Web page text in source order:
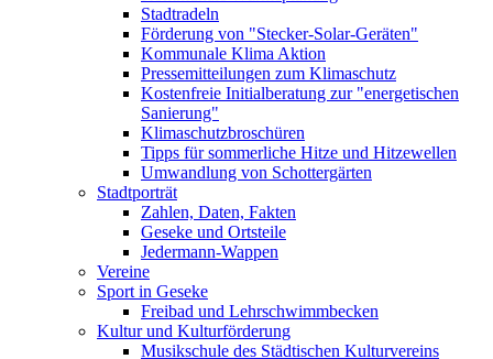
Stadtradeln
Förderung von "Stecker-Solar-Geräten"
Kommunale Klima Aktion
Pressemitteilungen zum Klimaschutz
Kostenfreie Initialberatung zur "energetischen
Sanierung"
Klimaschutzbroschüren
Tipps für sommerliche Hitze und Hitzewellen
Umwandlung von Schottergärten
Stadtporträt
Zahlen, Daten, Fakten
Geseke und Ortsteile
Jedermann-Wappen
Vereine
Sport in Geseke
Freibad und Lehrschwimmbecken
Kultur und Kulturförderung
Musikschule des Städtischen Kulturvereins